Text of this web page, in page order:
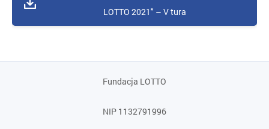
LOTTO 2021″ – V tura
Fundacja LOTTO
NIP 1132791996